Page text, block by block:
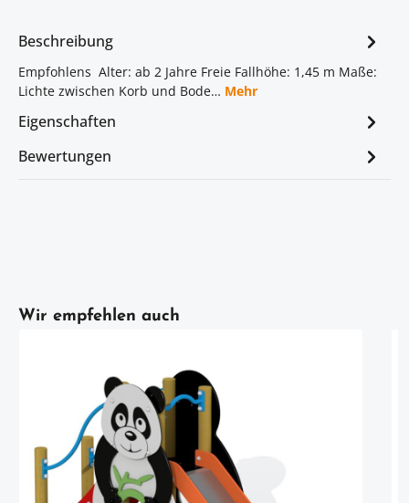
Beschreibung
Empfohlens Alter: ab 2 Jahre Freie Fallhöhe: 1,45 m Maße:
Lichte zwischen Korb und Bode… Mehr
Eigenschaften
Bewertungen
Artikelgalerie überspringen
Wir empfehlen auch